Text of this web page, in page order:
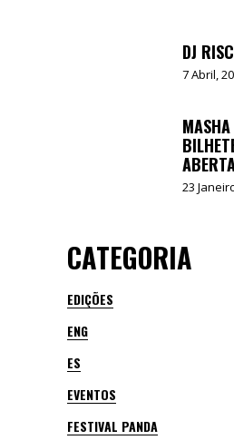
DJ
7 Abril,
23
CATEGORIA
EDIÇÕES
ENG
ES
EVENTOS
FESTIVAL PANDA